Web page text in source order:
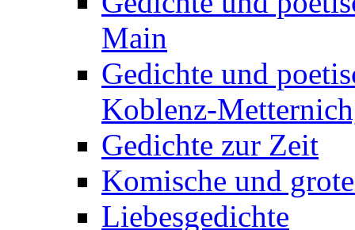
Main
Gedichte und
Koblenz-
Gedichte zur Zeit
Komische und
Liebesgedichte